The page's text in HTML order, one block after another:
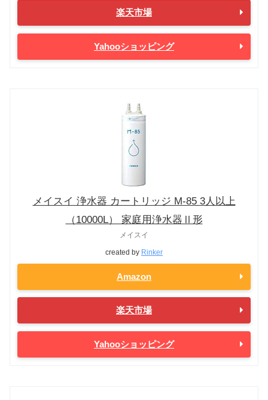
楽天市場
Yahooショッピング
メイスイ 浄水器 カートリッジ M-85 3人以上
（10000L） 家庭用浄水器Ⅱ形
created by Rinker
メイスイ
Amazon
楽天市場
Yahooショッピング